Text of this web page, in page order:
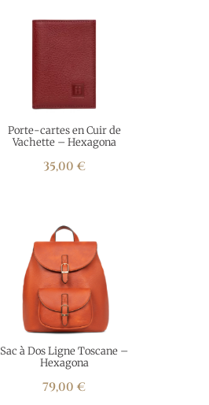
Porte-cartes en Cuir de
Vachette – Hexagona
35,00 €
Sac à Dos Ligne Toscane –
Hexagona
79,00 €